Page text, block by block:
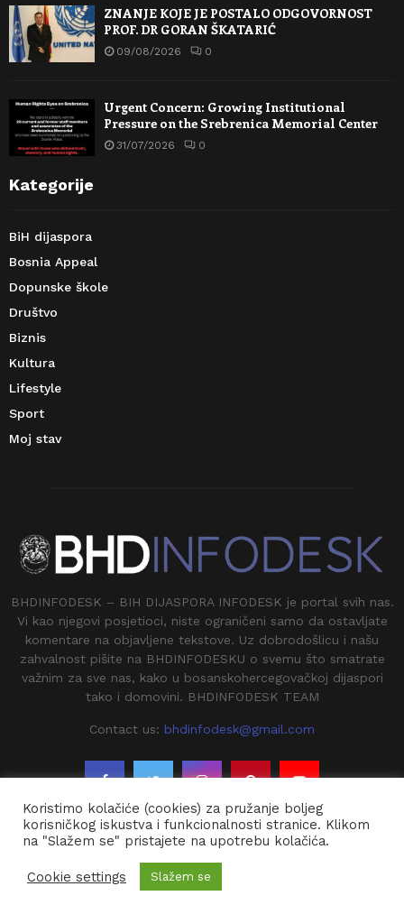
ZNANJE KOJE JE POSTALO ODGOVORNOST
PROF. DR GORAN ŠKATARIĆ
09/08/2026 0
Urgent Concern: Growing Institutional
Pressure on the Srebrenica Memorial Center
31/07/2026 0
Kategorije
BiH dijaspora
Bosnia Appeal
Dopunske škole
Društvo
Biznis
Kultura
Lifestyle
Sport
Moj stav
BHDINFODESK – BIH DIJASPORA INFODESK je portal svih nas.
Vi kao njegovi posjetioci, niste ograničeni samo da ostavljate
komentare na objavljene tekstove. Uz dobrodošlicu i našu
zahvalnost pišite na BHDINFODESKU o svemu što smatrate
važnim za sve nas, kako u bosanskohercegovačkoj dijaspori
tako i domovini. BHDINFODESK TEAM
Contact us: bhdinfodesk@gmail.com
@2020 - BHDINFODESK. All Right Reserved.
Koristimo kolačiće (cookies) za pružanje boljeg
korisničkog iskustva i funkcionalnosti stranice. Klikom
na "Slažem se" pristajete na upotrebu kolačića.
Cookie settings Slažem se